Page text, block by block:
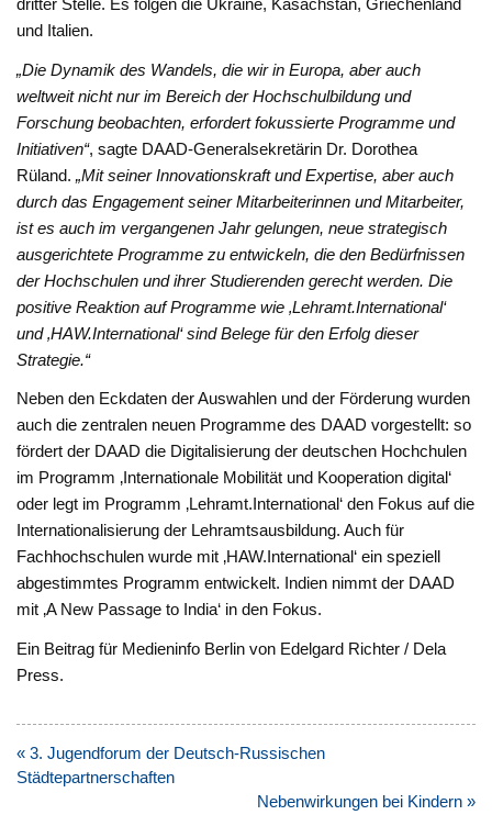
dritter Stelle. Es folgen die Ukraine, Kasachstan, Griechenland
und Italien.
„Die Dynamik des Wandels, die wir in Europa, aber auch
weltweit nicht nur im Bereich der Hochschulbildung und
Forschung beobachten, erfordert fokussierte Programme und
Initiativen“, sagte DAAD-Generalsekretärin Dr. Dorothea
Rüland.„Mit seiner Innovationskraft und Expertise, aber auch
durch das Engagement seiner Mitarbeiterinnen und Mitarbeiter,
ist es auch im vergangenen Jahr gelungen, neue strategisch
ausgerichtete Programme zu entwickeln, die den Bedürfnissen
der Hochschulen und ihrer Studierenden gerecht werden. Die
positive Reaktion auf Programme wie ‚Lehramt.International‘
und ‚HAW.International‘ sind Belege für den Erfolg dieser
Strategie.“
Neben den Eckdaten der Auswahlen und der Förderung wurden
auch die zentralen neuen Programme des DAAD vorgestellt: so
fördert der DAAD die Digitalisierung der deutschen Hochchulen
im Programm ‚Internationale Mobilität und Kooperation digital‘
oder legt im Programm ‚Lehramt.International‘ den Fokus auf die
Internationalisierung der Lehramtsausbildung. Auch für
Fachhochschulen wurde mit ‚HAW.International‘ ein speziell
abgestimmtes Programm entwickelt. Indien nimmt der DAAD
mit ‚A New Passage to India‘ in den Fokus.
Ein Beitrag für Medieninfo Berlin von Edelgard Richter / Dela
Press.
Beitragsnavigation
« 3. Jugendforum der Deutsch-Russischen
Städtepartnerschaften
Nebenwirkungen bei Kindern »